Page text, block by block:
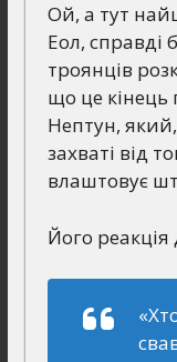
Ой, а тут
Еол, справді
троянців
що це кінець
Нептун,
захваті від
влаштовує
Його реакція